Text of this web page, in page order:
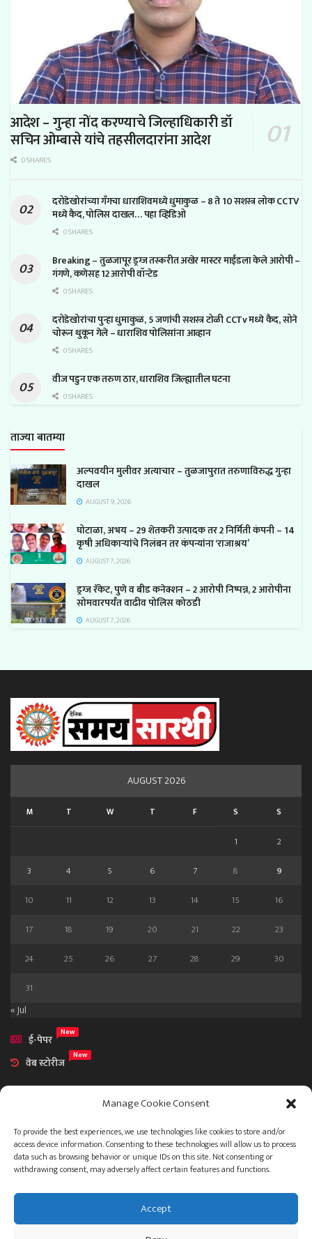
Manage Cookie Consent
To provide the best experiences, we use technologies like cookies to store and/or
access device information. Consenting to these technologies will allow us to process
data such as browsing behavior or unique IDs on this site. Not consenting or
withdrawing consent, may adversely affect certain features and functions.
Accept
आदेश – गुन्हा नोंद करण्याचे जिल्हाधिकारी डॉ
सचिन ओम्बासे यांचे तहसीलदारांना आदेश
0 SHARES
दरोडेखोरांच्या गँगचा धाराशिवमध्ये धुमाकुळ – 8 ते 10 सशस्त्र लोक CCTV
मध्ये कैद, पोलिस दाखल… पहा व्हिडिओ
0 SHARES
Breaking – तुळजापूर ड्रग्ज तस्करीत अखेर मास्टर माईंडला केले आरोपी –
गंगणे, कणेसह 12 आरोपी वॉन्टेड
0 SHARES
दरोडेखोरांचा पुन्हा धुमाकुळ, 5 जणांची सशस्त्र टोळी CCTv मध्ये कैद, सोने
चोरून थुकून गेले – धाराशिव पोलिसांना आव्हान
0 SHARES
वीज पडुन एक तरुण ठार, धाराशिव जिल्ह्यातील घटना
0 SHARES
ताज्या बातम्या
अल्पवयीन मुलीवर अत्याचार – तुळजापुरात तरुणाविरुद्ध गुन्हा
दाखल
AUGUST 9, 2026
घोटाळा, अभय – 29 शेतकरी उत्पादक तर 2 निर्मिती कंपनी – 14
कृषी अधिकाऱ्यांचे निलंबन तर कंपन्यांना ‘राजाश्रय’
AUGUST 7, 2026
ड्रग्ज रॅकेट, पुणे व बीड कनेक्शन – 2 आरोपी निष्पन्न, 2 आरोपीना
सोमवारपर्यंत वाढीव पोलिस कोठडी
AUGUST 7, 2026
AUGUST 2026
M T W T F S S
1
2
3
4 5 6 7 8
9
10
11 12 13 14 15
16
17
18 19 20 21 22
23
24
25 26 27 28 29
30
31
« Jul
ई-पेपर
New
वेब स्टोरीज New
आमच्या विषयी
संपर्क